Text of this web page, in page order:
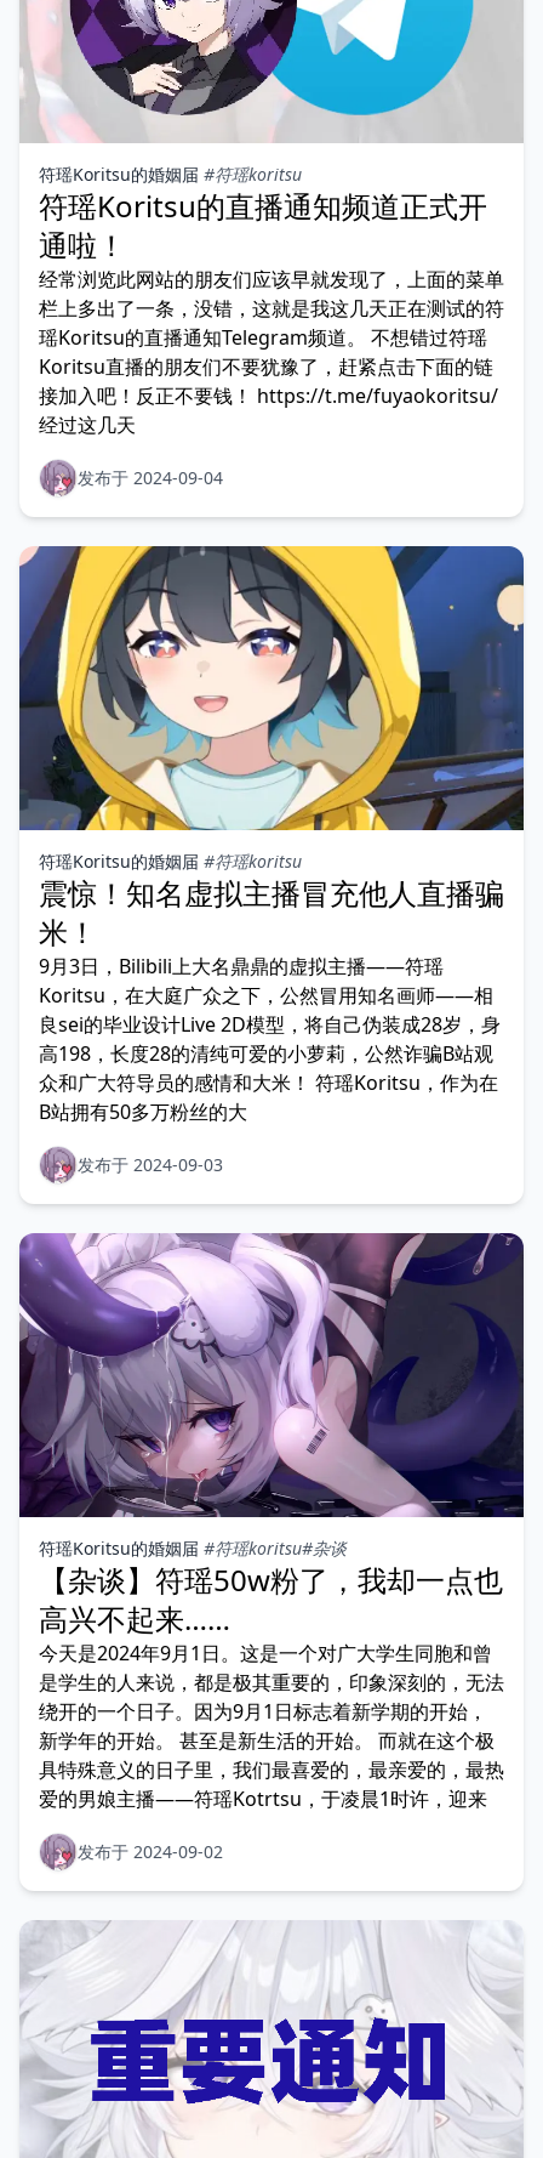
符瑶Koritsu的婚姻届 #符瑶koritsu
符瑶Koritsu的直播通知频道正式开
通啦！
经常浏览此网站的朋友们应该早就发现了，上面的菜单
栏上多出了一条，没错，这就是我这几天正在测试的符
瑶Koritsu的直播通知Telegram频道。 不想错过符瑶
Koritsu直播的朋友们不要犹豫了，赶紧点击下面的链
接加入吧！反正不要钱！ https://t.me/fuyaokoritsu/
经过这几天
发布于 2024-09-04
符瑶Koritsu的婚姻届 #符瑶koritsu
震惊！知名虚拟主播冒充他人直播骗
米！
9月3日，Bilibili上大名鼎鼎的虚拟主播——符瑶
Koritsu，在大庭广众之下，公然冒用知名画师——相
良sei的毕业设计Live 2D模型，将自己伪装成28岁，身
高198，长度28的清纯可爱的小萝莉，公然诈骗B站观
众和广大符导员的感情和大米！ 符瑶Koritsu，作为在
B站拥有50多万粉丝的大
发布于 2024-09-03
符瑶Koritsu的婚姻届 #符瑶koritsu#杂谈
【杂谈】符瑶50w粉了，我却一点也
高兴不起来……
今天是2024年9月1日。这是一个对广大学生同胞和曾
是学生的人来说，都是极其重要的，印象深刻的，无法
绕开的一个日子。因为9月1日标志着新学期的开始，
新学年的开始。 甚至是新生活的开始。 而就在这个极
具特殊意义的日子里，我们最喜爱的，最亲爱的，最热
爱的男娘主播——符瑶Kotrtsu，于凌晨1时许，迎来
发布于 2024-09-02